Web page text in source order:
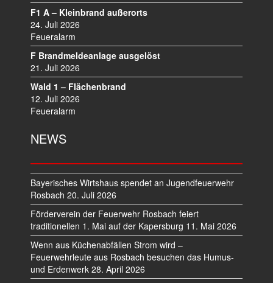
F1 A – Kleinbrand außerorts
24. Juli 2026
Feueralarm
F Brandmeldeanlage ausgelöst
21. Juli 2026
Wald 1 – Flächenbrand
12. Juli 2026
Feueralarm
NEWS
Bayerisches Wirtshaus spendet an Jugendfeuerwehr
Rosbach 20. Juli 2026
Förderverein der Feuerwehr Rosbach feiert
traditionellen 1. Mai auf der Kapersburg 11. Mai 2026
Wenn aus Küchenabfällen Strom wird –
Feuerwehrleute aus Rosbach besuchen das Humus-
und Erdenwerk 28. April 2026